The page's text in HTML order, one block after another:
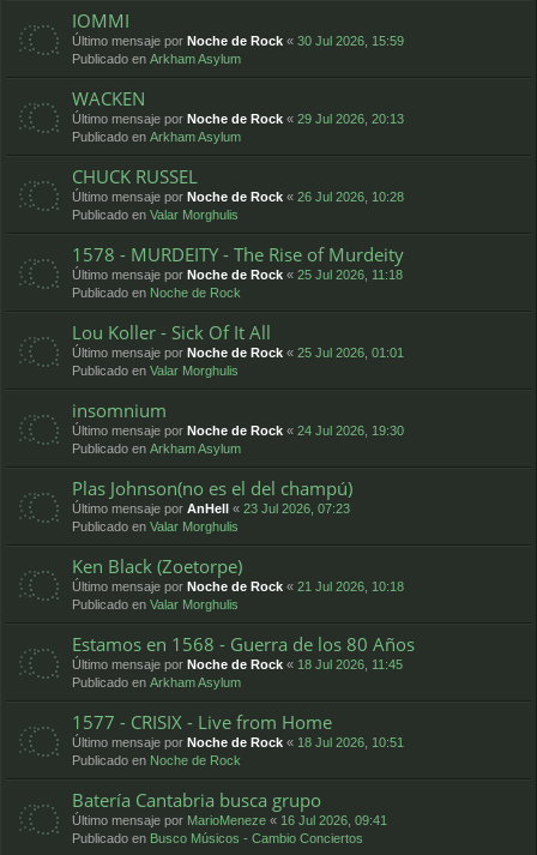
IOMMI
Último mensaje por Noche de Rock « 30 Jul 2026, 15:59
Publicado en Arkham Asylum
WACKEN
Último mensaje por Noche de Rock « 29 Jul 2026, 20:13
Publicado en Arkham Asylum
CHUCK RUSSEL
Último mensaje por Noche de Rock « 26 Jul 2026, 10:28
Publicado en Valar Morghulis
1578 - MURDEITY - The Rise of Murdeity
Último mensaje por Noche de Rock « 25 Jul 2026, 11:18
Publicado en Noche de Rock
Lou Koller - Sick Of It All
Último mensaje por Noche de Rock « 25 Jul 2026, 01:01
Publicado en Valar Morghulis
insomnium
Último mensaje por Noche de Rock « 24 Jul 2026, 19:30
Publicado en Arkham Asylum
Plas Johnson(no es el del champú)
Último mensaje por AnHell « 23 Jul 2026, 07:23
Publicado en Valar Morghulis
Ken Black (Zoetorpe)
Último mensaje por Noche de Rock « 21 Jul 2026, 10:18
Publicado en Valar Morghulis
Estamos en 1568 - Guerra de los 80 Años
Último mensaje por Noche de Rock « 18 Jul 2026, 11:45
Publicado en Arkham Asylum
1577 - CRISIX - Live from Home
Último mensaje por Noche de Rock « 18 Jul 2026, 10:51
Publicado en Noche de Rock
Batería Cantabria busca grupo
Último mensaje por MarioMeneze « 16 Jul 2026, 09:41
Publicado en Busco Músicos - Cambio Conciertos